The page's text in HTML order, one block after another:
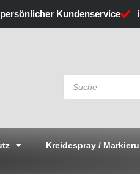
persönlicher Kundenservice
Products
search
Kreidespray /